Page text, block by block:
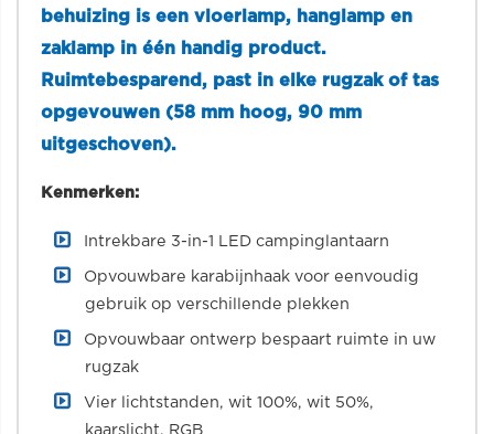
behuizing is een vloerlamp, hanglamp en
zaklamp in één handig product.
Ruimtebesparend, past in elke rugzak of tas
opgevouwen (58 mm hoog, 90 mm
uitgeschoven).
Kenmerken:
Intrekbare 3-in-1 LED campinglantaarn
Opvouwbare karabijnhaak voor eenvoudig
gebruik op verschillende plekken
Opvouwbaar ontwerp bespaart ruimte in uw
rugzak
Vier lichtstanden, wit 100%, wit 50%,
kaarslicht, RGB